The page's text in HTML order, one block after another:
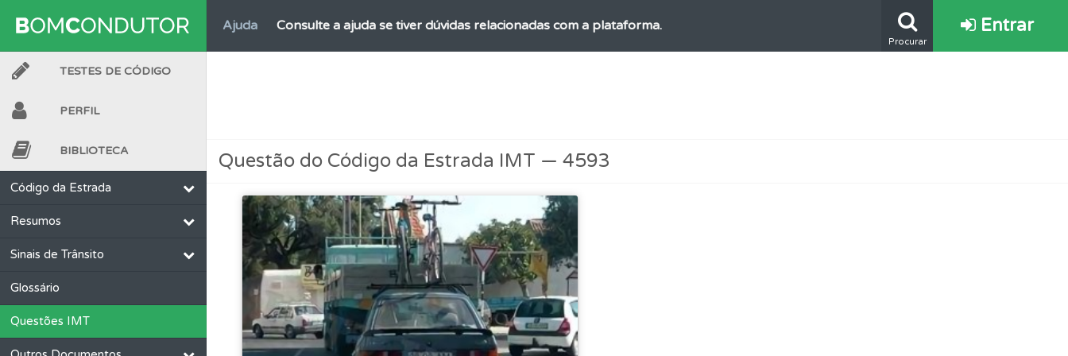
Ajuda Consulte a ajuda se tiver dúvidas relacionadas com a plataforma.
Testes Veja o nível de dificuldade do teste quando o termina.
Perfil Saiba no seu perfil se já está preparado para ir a exame.
Perfil Tem um histórico dos seus testes no seu perfil.
Procurar
Entrar
TESTES DE CÓDIGO
PERFIL
BIBLIOTECA
Código da Estrada
Resumos
Sinais de Trânsito
Glossário
Questões IMT
Questão do Código da Estrada IMT — 4593